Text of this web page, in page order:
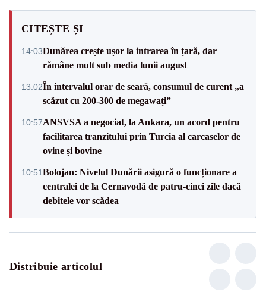
CITEȘTE ȘI
14:03Dunărea crește ușor la intrarea în țară, dar
rămâne mult sub media lunii august
13:02În intervalul orar de seară, consumul de curent „a
scăzut cu 200-300 de megawați”
10:57ANSVSA a negociat, la Ankara, un acord pentru
facilitarea tranzitului prin Turcia al carcaselor de
ovine și bovine
10:51Bolojan: Nivelul Dunării asigură o funcționare a
centralei de la Cernavodă de patru-cinci zile dacă
debitele vor scădea
Distribuie articolul